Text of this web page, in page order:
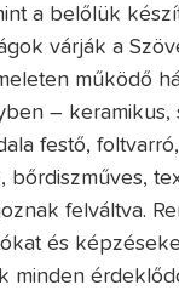
a belőlük
várják a
működő
– keramikus,
festő,
bőrdiszműves,
felváltva.
és
minden